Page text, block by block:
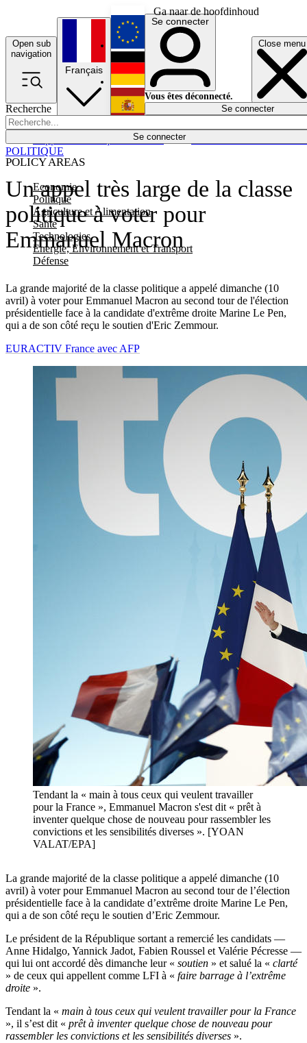
Ga naar de hoofdinhoud
Open sub
navigation
Close menu
Recherche
Se connecter
POLICY AREAS
Economie
Politique
Agriculture et Alimentation
Santé
Technologies
Energie, Environnement et Transport
Défense
Économie
Français
English
Deutsch
Español
Se connecter
Vous êtes déconnecté.
Se connecter
Un appel très large de la classe
politique à voter pour
Emmanuel Macron
La grande majorité de la classe politique a appelé dimanche (10
avril) à voter pour Emmanuel Macron au second tour de l'élection
présidentielle face à la candidate d'extrême droite Marine Le Pen,
qui a de son côté reçu le soutien d'Eric Zemmour.
POLITIQUE
EURACTIV France avec AFP
Tendant la « main à tous ceux qui veulent travailler
pour la France », Emmanuel Macron s'est dit « prêt à
inventer quelque chose de nouveau pour rassembler les
convictions et les sensibilités diverses ». [YOAN
VALAT/EPA]
La grande majorité de la classe politique a appelé dimanche (10
avril) à voter pour Emmanuel Macron au second tour de l’élection
présidentielle face à la candidate d’extrême droite Marine Le Pen,
qui a de son côté reçu le soutien d’Eric Zemmour.
Le président de la République sortant a remercié les candidats —
Anne Hidalgo, Yannick Jadot, Fabien Roussel et Valérie Pécresse —
qui lui ont accordé dès dimanche leur « soutien » et salué la « clarté
» de ceux qui appellent comme LFI à « faire barrage à l’extrême
droite ».
Tendant la « main à tous ceux qui veulent travailler pour la France
», il s’est dit « prêt à inventer quelque chose de nouveau pour
rassembler les convictions et les sensibilités diverses ».